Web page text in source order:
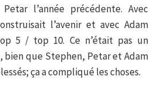
l’année précédente. Avec
l’avenir et avec Adam
5 / top 10. Ce n’était pas un
que Stephen, Petar et Adam
ça a compliqué les choses.